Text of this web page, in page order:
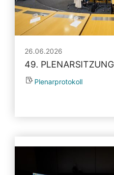
26.06.2026
49. PLENARSITZUNG
Plenarprotokoll